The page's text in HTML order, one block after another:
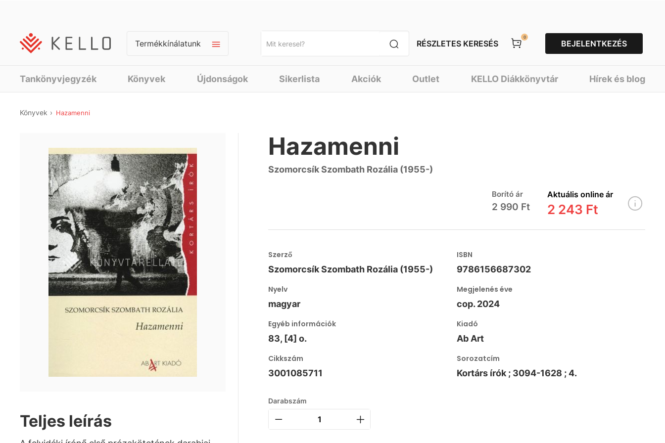
Termékkínálatunk RÉSZLETES KERESÉS
0
BEJELENTKEZÉS
Tankönyvjegyzék Könyvek Újdonságok Sikerlista Akciók Outlet KELLO Diákkönyvtár Hírek és blog
Könyvek Hazamenni
Teljes leírás
Hazamenni
Szomorcsík Szombath Rozália (1955-)
Borító ár
2 990 Ft
Aktuális online ár
2 243 Ft
Szerző
Szomorcsík Szombath Rozália (1955-)
ISBN
9786156687302
Nyelv
magyar
Megjelenés éve
cop. 2024
Egyéb információk
83, [4] o.
Kiadó
Ab Art
Cikkszám
3001085711
Sorozatcím
Kortárs írók ; 3094-1628 ; 4.
Darabszám